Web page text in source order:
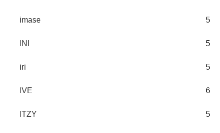
imase 5
INI 5
iri 5
IVE 6
ITZY 5